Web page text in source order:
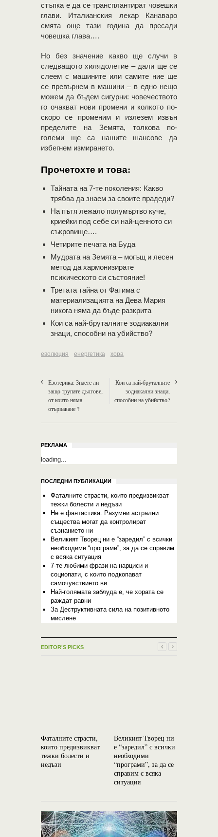
стъпка е да се трансплантират човешки
глави. Италианския лекар Канаваро
смята още тази година да пресади
човешка глава….
Но без значение какво ще случи в
следващото хилядолетие – дали ще се
слеем с машините или самите ние ще
се превърнем в машини – в едно нещо
можем да бъдем сигурни: човечеството
го очакват нови промени и колкото по-
скоро се променим и излезем извън
пределите на Земята, толкова по-
големи ще са нашите шансове да
избегнем измирането.
Прочетохте и това:
Тайната на 7-те поколения: Какво
трябва да знаем за своите прадеди?
На пътя лежало полумъртво куче,
криейки под себе си най-ценното си
съкровище….
Четирите печата на Буда
Мудрата на Земята – могъщ и лесен
метод да хармонизирате
психическото си състояние!
Третата тайна от Фатима с
материализацията на Дева Мария
никога няма да бъде разкрита
Кои са най-бруталните зодиакални
знаци, способни на убийство?
еволюция енергетика хора
Езотерика: Знаете ли
защо трупате дългове,
от които няма
отърваване ?
Кои са най-бруталните
зодиакални знаци,
способни на убийство?
РЕКЛАМА
loading...
ПОСЛЕДНИ ПУБЛИКАЦИИ
Фаталните страсти, които предизвикват
тежки болести и недъзи
Не е фантастика: Разумни астрални
същества могат да контролират
съзнанието ни
Великият Творец ни е “заредил” с всички
необходими “програми”, за да се справим
с всяка ситуация
7-те любими фрази на нарциси и
социопати, с които подкопават
самочувствието ви
Най-голямата заблуда е, че хората се
раждат равни
За Деструктивната сила на позитивното
мислене
EDITOR'S PICKS
Фаталните страсти,
които предизвикват
тежки болести и
недъзи
Великият Творец ни
е “заредил” с всички
необходими
“програми”, за да се
справим с всяка
ситуация